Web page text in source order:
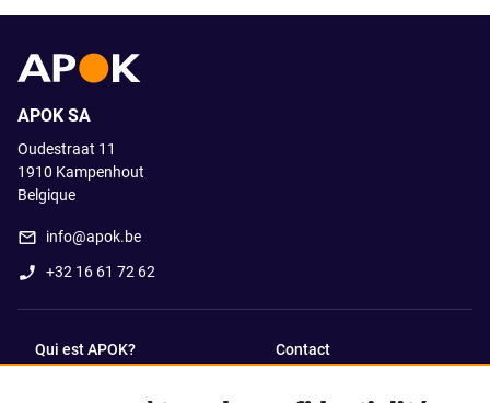
APOK SA
Oudestraat 11
1910 Kampenhout
Belgique
info@apok.be
+32 16 61 72 62
Qui est APOK? Contact